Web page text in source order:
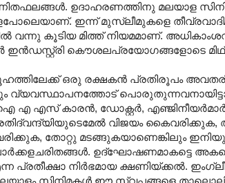
ഉദാഹരണത്തിനു മലയാള
ഇന്ന് മുസ്ലീമുകളെ
കൂടിയ മിത്ത് നിയമമാണ്. അധികാംശവും
കൌശലപ്രയോഗങ്ങളോടെ
ഒരു രക്ഷകൻ പ്രതിരൂപം
വ്യവസ്ഥാപനത്തോട്
കാരൻ, ഡോക്റ്റർ, എഞ്ജിനീയർമാർ
വിജയം കൈവരിക്കുക,
തോറ്റു മടങ്ങുകയാണെങ്കിലും
ഉദ്ഘോഷണമാകട്ടെ
പ്രതീക്ഷാ നിർഭമായ ക്ഷണിയ്ക്കൽ.